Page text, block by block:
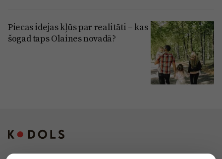
Piecas idejas kļūs par realitāti – kas
šogad taps Olaines novadā?